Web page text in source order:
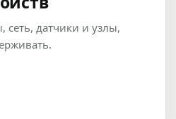
сеть, датчики и узлы,